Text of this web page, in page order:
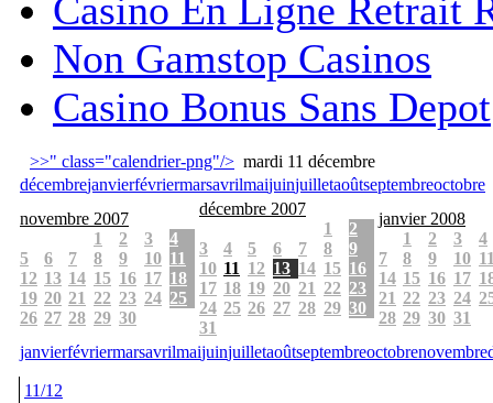
Casino En Ligne Retrait
Non Gamstop Casinos
Casino Bonus Sans Depot
>>" class="calendrier-png"/> mardi 11 décembre
décembrejanvierfévriermarsavrilmaijuinjuilletaoûtseptembreoctobre
novembre 2007
1
2 3
4
5
6 7 8 9 10 11
12 13 14 15 16 17 18
19 20 21 22 23 24 25
26 27 28 29 30
décembre 2007
1
2
3
4 5 6 7 8
9
10 11 12 13 14 15 16
17 18 19 20 21 22 23
24 25 26 27 28 29 30
31
janvier 2008
1
2 3
4
7
8 9 10
14 15 16 17
21 22 23 24
28 29 30 31
janvierfévriermarsavrilmaijuinjuilletaoûtseptembreoctobrenovembre
11/12